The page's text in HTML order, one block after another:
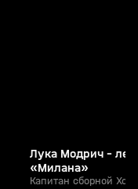
Лука Модрич -
«Милана»
Капитан сборной